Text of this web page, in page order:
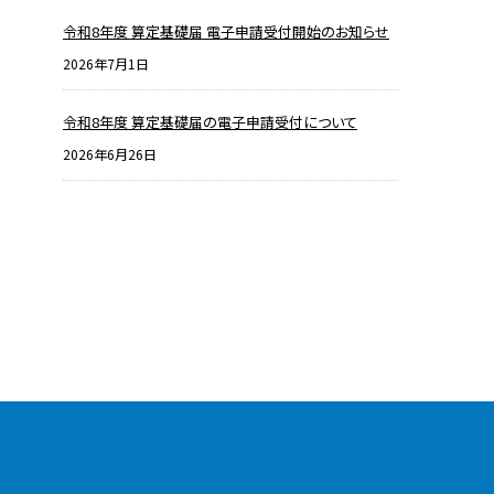
令和8年度 算定基礎届 電子申請受付開始のお知らせ
2026年7月1日
令和8年度 算定基礎届の電子申請受付について
2026年6月26日